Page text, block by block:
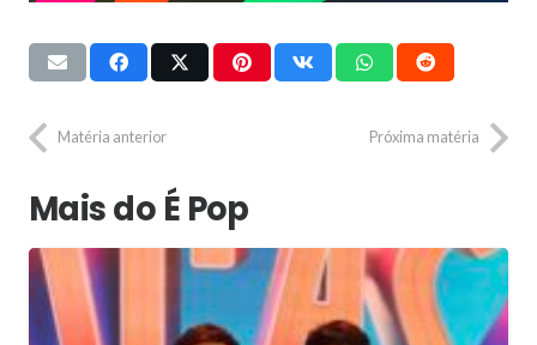
Matéria anterior Próxima matéria
Mais do É Pop